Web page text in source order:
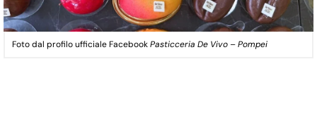
Foto dal profilo ufficiale FacebookPasticceria De Vivo – Pompei